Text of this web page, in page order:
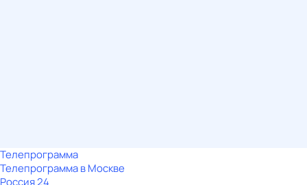
Телепрограмма
Телепрограмма в Москве
Россия 24